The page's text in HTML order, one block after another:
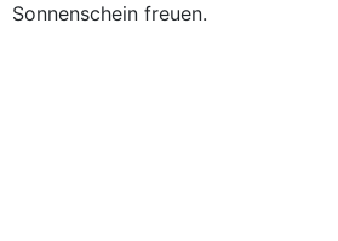
Sonnenschein freuen.